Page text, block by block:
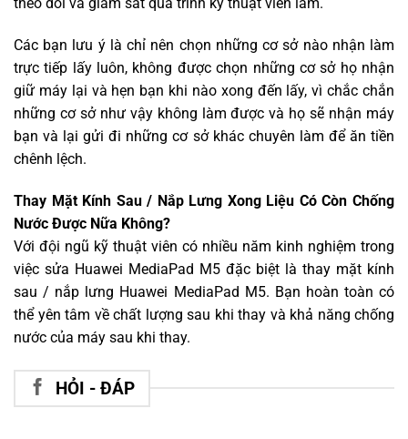
Các bạn lưu ý là chỉ nên chọn những cơ sở nào nhận làm
trực tiếp lấy luôn, không được chọn những cơ sở họ nhận
giữ máy lại và hẹn bạn khi nào xong đến lấy, vì chắc chắn
những cơ sở như vậy không làm được và họ sẽ nhận máy
bạn và lại gửi đi những cơ sở khác chuyên làm để ăn tiền
chênh lệch.
Thay Mặt Kính Sau / Nắp Lưng Xong Liệu Có Còn Chống
Nước Được Nữa Không?
Với đội ngũ kỹ thuật viên có nhiều năm kinh nghiệm trong
việc sửa Huawei MediaPad M5 đặc biệt là thay mặt kính
sau / nắp lưng Huawei MediaPad M5. Bạn hoàn toàn có
thể yên tâm về chất lượng sau khi thay và khả năng chống
nước của máy sau khi thay.
HỎI - ĐÁP